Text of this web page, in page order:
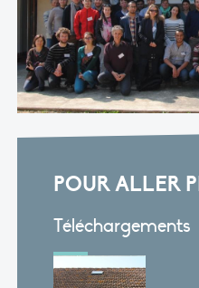
POUR ALLER
Téléchargements